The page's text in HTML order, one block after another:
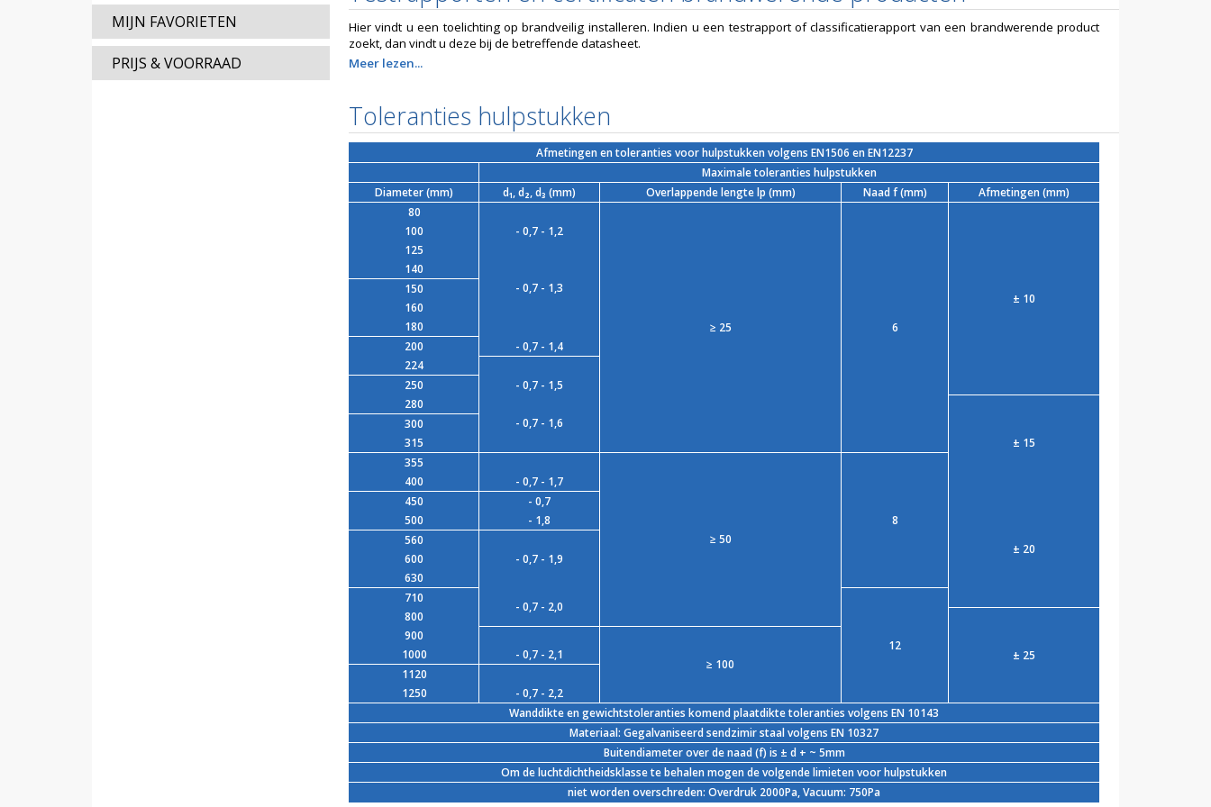
MIJN FAVORIETEN
PRIJS & VOORRAAD
Hier vindt u een toelichting op brandveilig installeren. Indien u een testrapport of classificatierapport van een brandwerende product
zoekt, dan vindt u deze bij de betreffende datasheet.
Meer lezen...
Toleranties hulpstukken
Afmetingen en toleranties voor hulpstukken volgens EN1506 en EN12237
Maximale toleranties hulpstukken
Diameter (mm)
d₁, d₂, d₃ (mm) Overlappende lengte lp (mm) Naad f (mm)
Afmetingen (mm)
80
- 0,7 - 1,2
≥ 25 6
± 10
100
125
140
- 0,7 - 1,3
150
160
180
- 0,7 - 1,4
200
224
- 0,7 - 1,5
250
280
- 0,7 - 1,6
± 15
300
315
355
- 0,7 - 1,7
≥ 50
8
400
450
- 0,7
± 20
500
- 1,8
560
- 0,7 - 1,9
600
630
710
- 0,7 - 2,0
12
800
± 25
900
- 0,7 - 2,1
≥ 100
1000
1120
- 0,7 - 2,2
1250
Wanddikte en gewichtstoleranties komend plaatdikte toleranties volgens EN 10143
Materiaal: Gegalvaniseerd sendzimir staal volgens EN 10327
Buitendiameter over de naad (f) is ± d + ~ 5mm
Om de luchtdichtheidsklasse te behalen mogen de volgende limieten voor hulpstukken
niet worden overschreden: Overdruk 2000Pa, Vacuum: 750Pa